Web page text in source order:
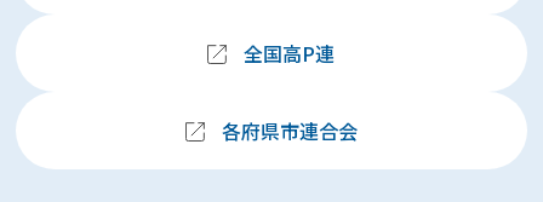
全国高P連
各府県市連合会